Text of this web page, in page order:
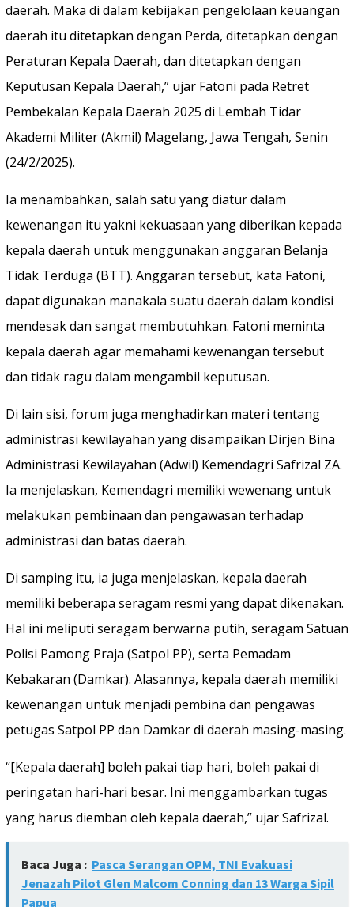
daerah. Maka di dalam kebijakan pengelolaan keuangan
daerah itu ditetapkan dengan Perda, ditetapkan dengan
Peraturan Kepala Daerah, dan ditetapkan dengan
Keputusan Kepala Daerah,” ujar Fatoni pada Retret
Pembekalan Kepala Daerah 2025 di Lembah Tidar
Akademi Militer (Akmil) Magelang, Jawa Tengah, Senin
(24/2/2025).
Ia menambahkan, salah satu yang diatur dalam
kewenangan itu yakni kekuasaan yang diberikan kepada
kepala daerah untuk menggunakan anggaran Belanja
Tidak Terduga (BTT). Anggaran tersebut, kata Fatoni,
dapat digunakan manakala suatu daerah dalam kondisi
mendesak dan sangat membutuhkan. Fatoni meminta
kepala daerah agar memahami kewenangan tersebut
dan tidak ragu dalam mengambil keputusan.
Di lain sisi, forum juga menghadirkan materi tentang
administrasi kewilayahan yang disampaikan Dirjen Bina
Administrasi Kewilayahan (Adwil) Kemendagri Safrizal ZA.
Ia menjelaskan, Kemendagri memiliki wewenang untuk
melakukan pembinaan dan pengawasan terhadap
administrasi dan batas daerah.
Di samping itu, ia juga menjelaskan, kepala daerah
memiliki beberapa seragam resmi yang dapat dikenakan.
Hal ini meliputi seragam berwarna putih, seragam Satuan
Polisi Pamong Praja (Satpol PP), serta Pemadam
Kebakaran (Damkar). Alasannya, kepala daerah memiliki
kewenangan untuk menjadi pembina dan pengawas
petugas Satpol PP dan Damkar di daerah masing-masing.
“[Kepala daerah] boleh pakai tiap hari, boleh pakai di
peringatan hari-hari besar. Ini menggambarkan tugas
yang harus diemban oleh kepala daerah,” ujar Safrizal.
Baca Juga : Pasca Serangan OPM, TNI Evakuasi
Jenazah Pilot Glen Malcom Conning dan 13 Warga Sipil
Papua